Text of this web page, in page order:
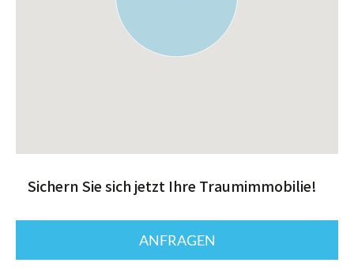
Sichern Sie sich jetzt Ihre Traumimmobilie!